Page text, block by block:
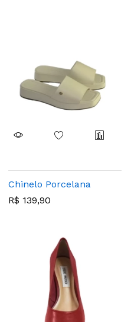
Chinelo Porcelana
R$ 139,90